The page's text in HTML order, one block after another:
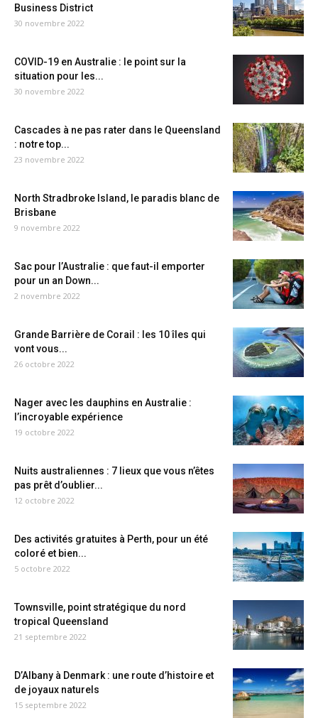
Business District
30 novembre 2022
COVID-19 en Australie : le point sur la
situation pour les...
30 novembre 2022
Cascades à ne pas rater dans le Queensland
: notre top...
23 novembre 2022
North Stradbroke Island, le paradis blanc de
Brisbane
9 novembre 2022
Sac pour l’Australie : que faut-il emporter
pour un an Down...
2 novembre 2022
Grande Barrière de Corail : les 10 îles qui
vont vous...
26 octobre 2022
Nager avec les dauphins en Australie :
l’incroyable expérience
19 octobre 2022
Nuits australiennes : 7 lieux que vous n’êtes
pas prêt d’oublier...
12 octobre 2022
Des activités gratuites à Perth, pour un été
coloré et bien...
5 octobre 2022
Townsville, point stratégique du nord
tropical Queensland
21 septembre 2022
D’Albany à Denmark : une route d’histoire et
de joyaux naturels
15 septembre 2022